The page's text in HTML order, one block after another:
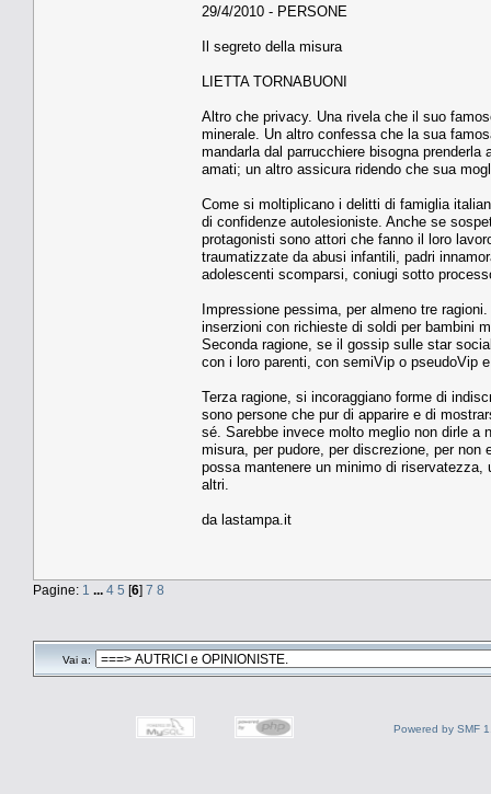
29/4/2010 - PERSONE
Il segreto della misura
LIETTA TORNABUONI
Altro che privacy. Una rivela che il suo
minerale. Un altro confessa che la sua
mandarla dal parrucchiere bisogna
amati; un altro assicura ridendo che sua
Come si moltiplicano i delitti di famiglia
di confidenze autolesioniste. Anche se
protagonisti sono attori che fanno il loro
traumatizzate da abusi infantili, padri
adolescenti scomparsi, coniugi sotto
Impressione pessima, per almeno tre
inserzioni con richieste di soldi per bambini
Seconda ragione, se il gossip sulle star
con i loro parenti, con semiVip o pseudoVip
Terza ragione, si incoraggiano forme di
sono persone che pur di apparire e di
sé. Sarebbe invece molto meglio non dirle a
misura, per pudore, per discrezione, per
possa mantenere un minimo di
altri.
da lastampa.it
Pagine: 1 ... 4 5 [6] 7 8
Vai a:
Powered by SMF